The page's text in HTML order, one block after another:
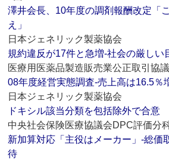
澤井会長、10年度の調剤報酬改定「
え」
日本ジェネリック製薬協会
規約違反が17件と急増‐社会の厳しい
医療用医薬品製造販売業公正取引協
08年度経営実態調査‐売上高は16.5％
日本ジェネリック製薬協会
ドキシル該当分類を包括除外で合意
中央社会保険医療協議会DPC評価分
新加算対応「主役はメーカー」‐総価
待